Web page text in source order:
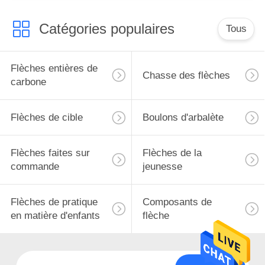
Catégories populaires Tous
Flèches entières de
carbone
Chasse des flèches
Flèches de cible Boulons d'arbalète
Flèches faites sur
commande
Flèches de la
jeunesse
Flèches de pratique
en matière d'enfants
Composants de
flèche